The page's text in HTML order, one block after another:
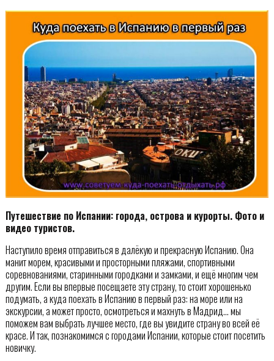
Путешествие по Испании: города, острова и курорты. Фото и
видео туристов.
Наступило время отправиться в далёкую и прекрасную Испанию. Она
манит морем, красивыми и просторными пляжами, спортивными
соревнованиями, старинными городками и замками, и ещё многим чем
другим. Если вы впервые посещаете эту страну, то стоит хорошенько
подумать, а куда поехать в Испанию в первый раз: на море или на
экскурсии, а может просто, осмотреться и махнуть в Мадрид… мы
поможем вам выбрать лучшее место, где вы увидите страну во всей её
красе. И так, познакомимся с городами Испании, которые стоит посетить
новичку.